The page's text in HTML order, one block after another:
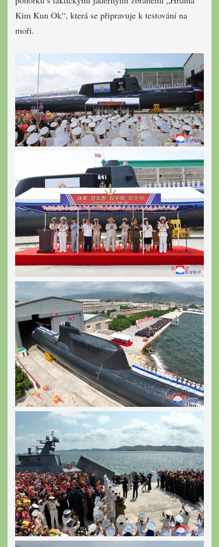
Kim Kun Ok“, která se připravuje k testování na
moři.